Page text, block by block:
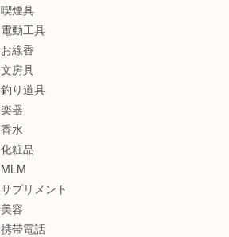
喫煙具
電動工具
お線香
文房具
釣り道具
楽器
香水
化粧品
MLM
サプリメント
美容
携帯電話